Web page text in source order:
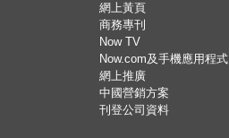
網上黃頁
商務專刊
Now TV
Now.com及手機應用程式
網上推廣
中國營銷方案
刊登公司資料